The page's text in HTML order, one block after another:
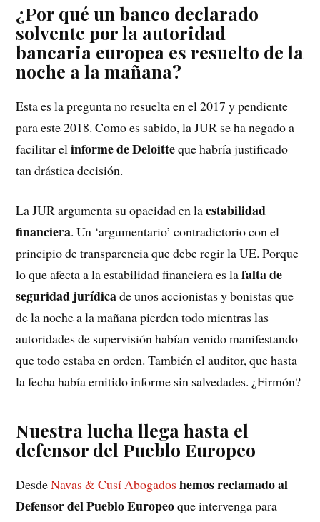
¿Por qué un banco declarado
solvente por la autoridad
bancaria europea es resuelto de la
noche a la mañana?
Esta es la pregunta no resuelta en el 2017 y pendiente
para este 2018. Como es sabido, la JUR se ha negado a
facilitar elinforme de Deloitteque habría justificado
tan drástica decisión.
La JUR argumenta su opacidad en laestabilidad
financiera. Un ‘argumentario’ contradictorio con el
principio de transparencia que debe regir la UE. Porque
lo que afecta a la estabilidad financiera es lafalta de
seguridad jurídicade unos accionistas y bonistas que
de la noche a la mañana pierden todo mientras las
autoridades de supervisión habían venido manifestando
que todo estaba en orden. También el auditor, que hasta
la fecha había emitido informe sin salvedades. ¿Firmón?
Nuestra lucha llega hasta el
defensor del Pueblo Europeo
DesdeNavas & Cusí Abogados hemos reclamado al
Defensor del Pueblo Europeoque intervenga para